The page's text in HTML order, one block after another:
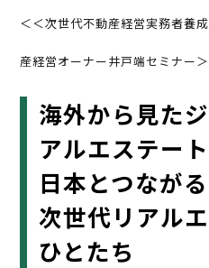
＜＜次世代不動産経営実務者養
産経営オーナー井戸端セミナー
海外から見た
アルエステート
日本とつなが
次世代リアル
ひとたち